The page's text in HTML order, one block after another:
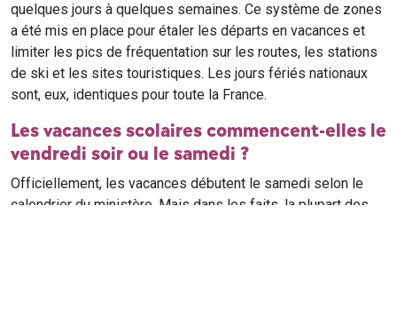
quelques jours à quelques semaines. Ce système de zones
a été mis en place pour étaler les départs en vacances et
limiter les pics de fréquentation sur les routes, les stations
de ski et les sites touristiques. Les jours fériés nationaux
sont, eux, identiques pour toute la France.
Les vacances scolaires commencent-elles le
vendredi soir ou le samedi ?
Officiellement, les vacances débutent le samedi selon le
calendrier du ministère. Mais dans les faits, la plupart des